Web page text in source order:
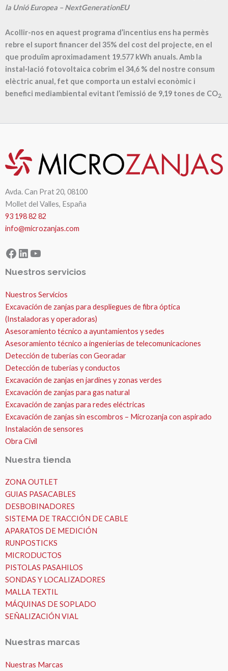
la Unió Europea – NextGenerationEU
Acollir-nos en aquest programa d’incentius ens ha permès
rebre el suport financer del 35% del cost del projecte, en el
que produïm aproximadament 19.577 kWh anuals. Amb la
instal·lació fotovoltaica cobrim el 34,6 % del nostre consum
elèctric anual, fet que comporta un estalvi econòmic i
benefici mediambiental evitant l’emissió de 9,19 tones de CO2.
Avda. Can Prat 20, 08100
Mollet del Valles, España
93 198 82 82
info@microzanjas.com
Facebook
LinkedIn
YouTube
Nuestros servicios
Nuestros Servicios
Excavación de zanjas para despliegues de fibra óptica
(Instaladoras y operadoras)
Asesoramiento técnico a ayuntamientos y sedes
Asesoramiento técnico a ingenierías de telecomunicaciones
Detección de tuberías con Georadar
Detección de tuberías y conductos
Excavación de zanjas en jardines y zonas verdes
Excavación de zanjas para gas natural
Excavación de zanjas para redes eléctricas
Excavación de zanjas sin escombros – Microzanja con aspirado
Instalación de sensores
Obra Civil
Nuestra tienda
ZONA OUTLET
GUIAS PASACABLES
DESBOBINADORES
SISTEMA DE TRACCIÓN DE CABLE
APARATOS DE MEDICIÓN
RUNPOSTICKS
MICRODUCTOS
PISTOLAS PASAHILOS
SONDAS Y LOCALIZADORES
MALLA TEXTIL
MÁQUINAS DE SOPLADO
SEÑALIZACIÓN VIAL
Nuestras marcas
Nuestras Marcas